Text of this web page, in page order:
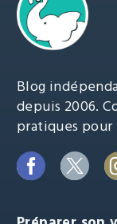
Blog
depuis 2006.
pratiques